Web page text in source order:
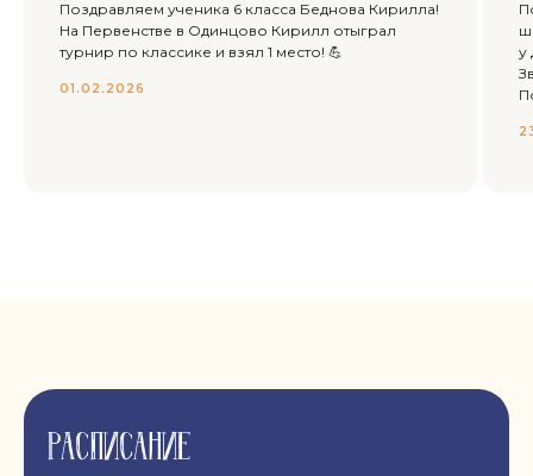
Поздравляем ученика 6 класса Беднова Кирилла!
На Первенстве в Одинцово Кирилл отыграл
турнир по классике и взял 1 место! 💪
01.02.2026
у
РАСПИСАНИЕ